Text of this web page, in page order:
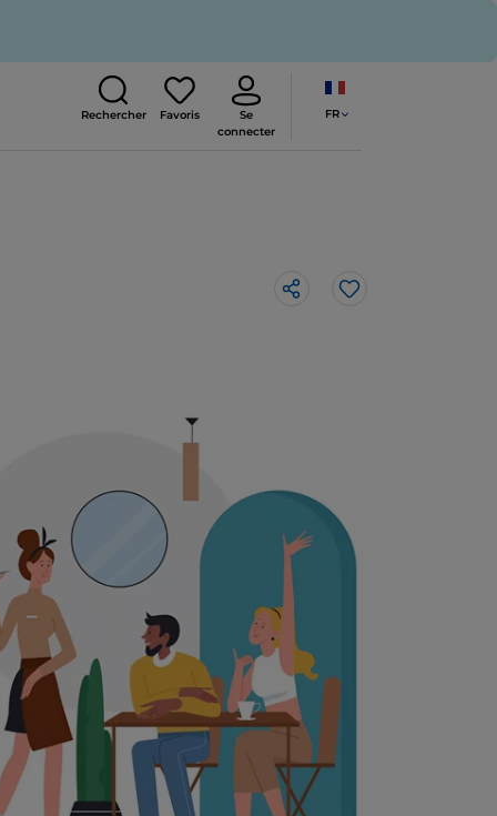
Rechercher Favoris
Se
connecter
FR
J’aime